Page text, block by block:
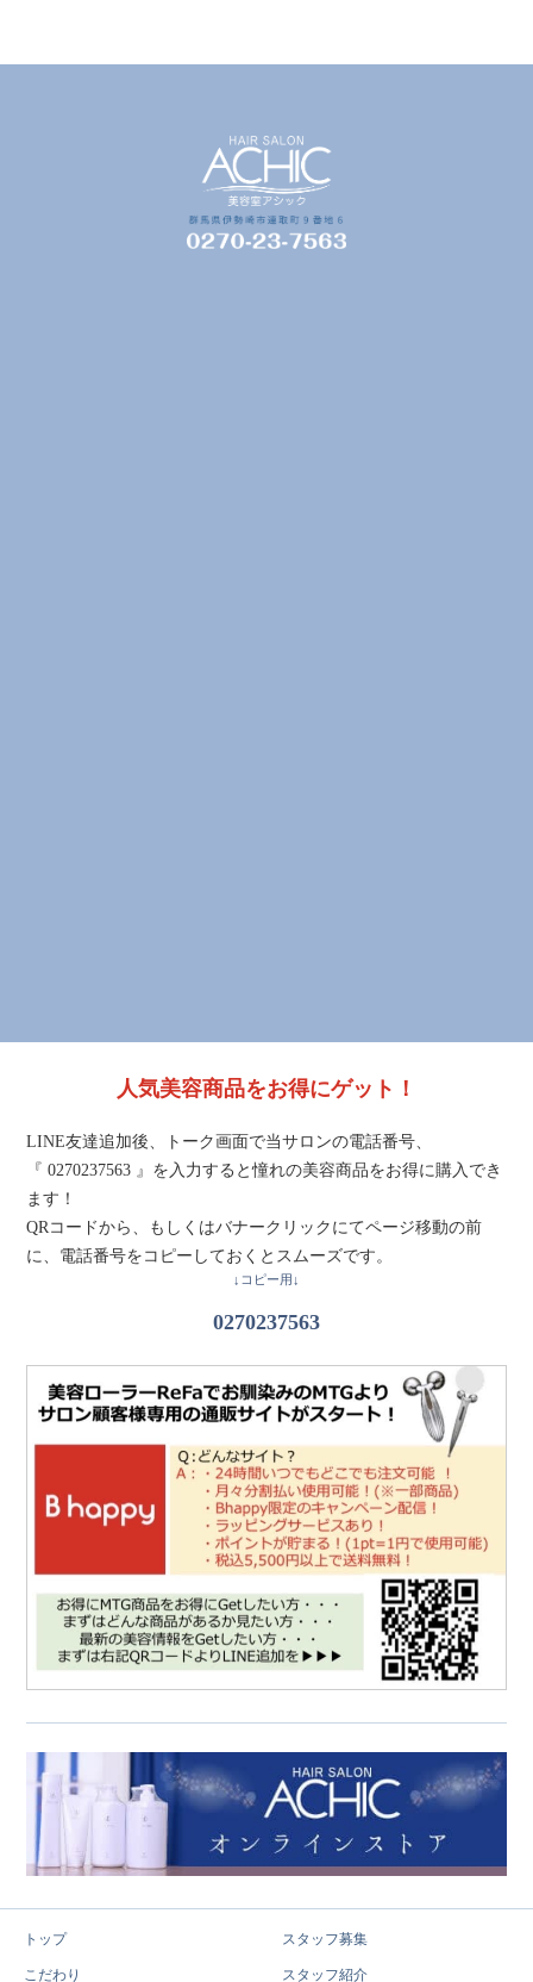
人気美容商品をお得にゲット！
LINE友達追加後、トーク画面で当サロンの電話番号、
『 0270237563 』を入力すると憧れの美容商品をお得に購入でき
ます！
QRコードから、もしくはバナークリックにてページ移動の前
に、電話番号をコピーしておくとスムーズです。
↓コピー用↓
0270237563
トップ
こだわり
スタッフ募集
スタッフ紹介